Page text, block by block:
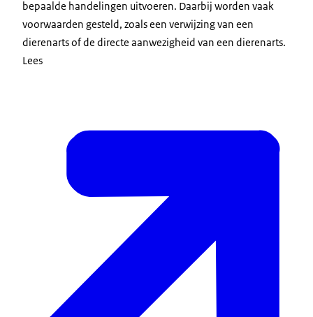
bepaalde handelingen uitvoeren. Daarbij worden vaak
voorwaarden gesteld, zoals een verwijzing van een
dierenarts of de directe aanwezigheid van een dierenarts.
Lees